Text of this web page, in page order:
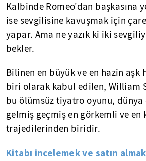
Kalbinde Romeo'dan başkasına
ise sevgilisine kavuşmak için
yapar. Ama ne yazık ki iki
bekler.
Bilinen en büyük ve en hazin aşk
biri olarak kabul edilen, William
bu ölümsüz tiyatro oyunu, dünya
gelmiş geçmiş en görkemli ve en
trajedilerinden biridir.
Kitabı incelemek ve satın